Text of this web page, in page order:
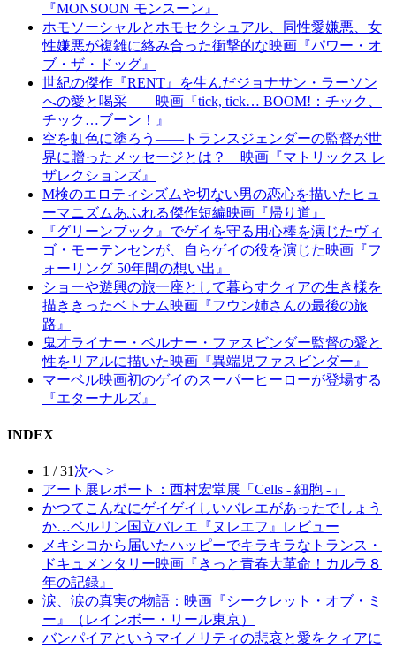
『MONSOON モンスーン』
ホモソーシャルとホモセクシュアル、同性愛嫌悪、女
性嫌悪が複雑に絡み合った衝撃的な映画『パワー・オ
ブ・ザ・ドッグ』
世紀の傑作『RENT』を生んだジョナサン・ラーソン
への愛と喝采――映画『tick, tick… BOOM!：チック、
チック…ブーン！』
空を虹色に塗ろう――トランスジェンダーの監督が世
界に贈ったメッセージとは？ 映画『マトリックス レ
ザレクションズ』
M検のエロティシズムや切ない男の恋心を描いたヒュ
ーマニズムあふれる傑作短編映画『帰り道』
『グリーンブック』でゲイを守る用心棒を演じたヴィ
ゴ・モーテンセンが、自らゲイの役を演じた映画『フ
ォーリング 50年間の想い出』
ショーや遊興の旅一座として暮らすクィアの生き様を
描ききったベトナム映画『フウン姉さんの最後の旅
路』
鬼才ライナー・ベルナー・ファスビンダー監督の愛と
性をリアルに描いた映画『異端児ファスビンダー』
マーベル映画初のゲイのスーパーヒーローが登場する
『エターナルズ』
INDEX
1 / 31 次へ >
アート展レポート：西村宏堂展「Cells - 細胞 -」
かつてこんなにゲイゲイしいバレエがあったでしょう
か…ベルリン国立バレエ『ヌレエフ』レビュー
メキシコから届いたハッピーでキラキラなトランス・
ドキュメンタリー映画『きっと青春大革命！カルラ８
年の記録』
涙、涙の真実の物語：映画『シークレット・オブ・ミ
ー』（レインボー・リール東京）
バンパイアというマイノリティの悲哀と愛をクィアに